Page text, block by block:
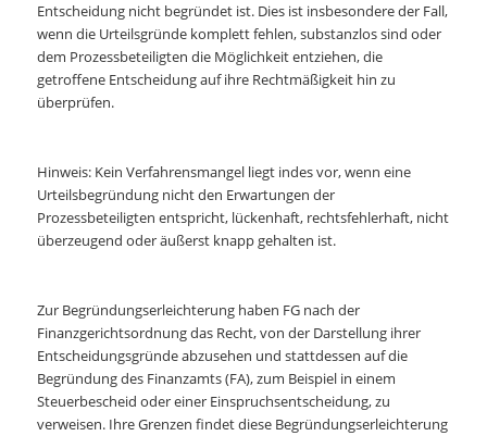
Entscheidung nicht begründet ist. Dies ist insbesondere der Fall,
wenn die Urteilsgründe komplett fehlen, substanzlos sind oder
dem Prozessbeteiligten die Möglichkeit entziehen, die
getroffene Entscheidung auf ihre Rechtmäßigkeit hin zu
überprüfen.
Hinweis: Kein Verfahrensmangel liegt indes vor, wenn eine
Urteilsbegründung nicht den Erwartungen der
Prozessbeteiligten entspricht, lückenhaft, rechtsfehlerhaft, nicht
überzeugend oder äußerst knapp gehalten ist.
Zur Begründungserleichterung haben FG nach der
Finanzgerichtsordnung das Recht, von der Darstellung ihrer
Entscheidungsgründe abzusehen und stattdessen auf die
Begründung des Finanzamts (FA), zum Beispiel in einem
Steuerbescheid oder einer Einspruchsentscheidung, zu
verweisen. Ihre Grenzen findet diese Begründungserleichterung